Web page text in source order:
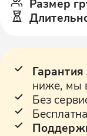
Размер
ниже, мы
Без